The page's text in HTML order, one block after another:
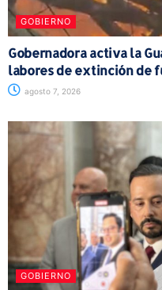
GOBIERNO
Gobernadora activa la
labores de extinción de
agosto 7, 2026
GOBIERNO